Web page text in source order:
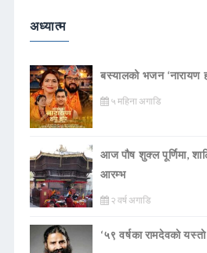
अध्यात्म
बस्यालको भजन ‘नारायण
५ महिना अगाडि
आज पौष शुक्ल पूर्णिमा,
आरम्भ
२ वर्ष अगाडि
‘५९ वर्षका रामदेवकाे यस्ताे